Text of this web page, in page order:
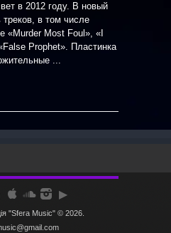
в 2012 году. В новый
в том числе
«Murder Most Foul», «I
Prophet». Пластинка
...
"Sfera Music" © 2026.